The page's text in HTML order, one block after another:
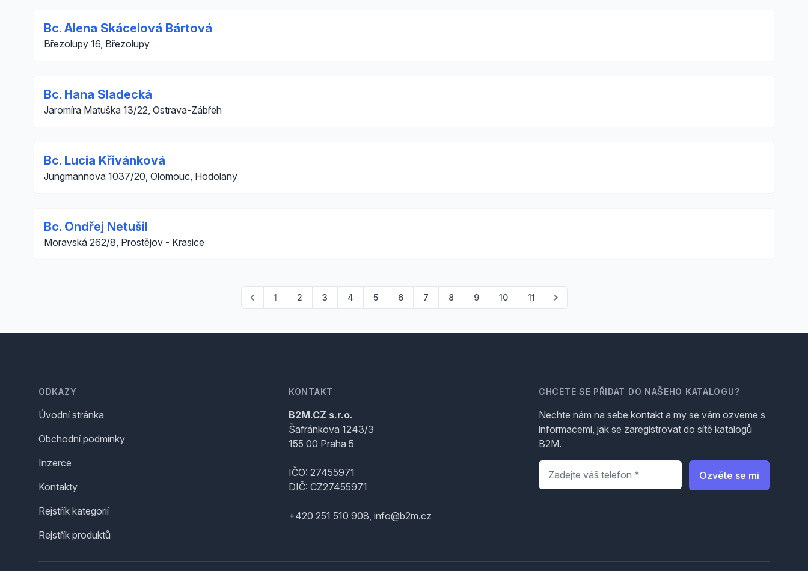
Bc. Alena Skácelová Bártová
Březolupy 16, Březolupy
Bc. Hana Sladecká
Jaromíra Matuška 13/22, Ostrava-Zábřeh
Bc. Lucia Křivánková
Jungmannova 1037/20, Olomouc, Hodolany
Bc. Ondřej Netušil
Moravská 262/8, Prostějov - Krasice
1 2 3 4 5 6 7 8 9 10 11
ODKAZY
Úvodní stránka
Obchodní podmínky
Inzerce
Kontakty
Rejstřík kategorií
Rejstřík produktů
KONTAKT
B2M.CZ s.r.o.
Šafránkova 1243/3
155 00 Praha 5
IČO: 27455971
DIČ: CZ27455971
+420 251 510 908, info@b2m.cz
CHCETE SE PŘIDAT DO NAŠEHO KATALOGU?
Nechte nám na sebe kontakt a my se vám ozveme s
informacemi, jak se zaregistrovat do sítě katalogů
B2M.
Telefon
Ozvěte se mi